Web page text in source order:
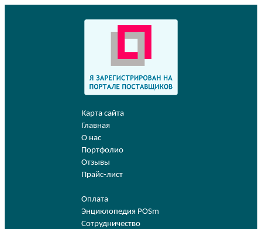
Карта сайта
Главная
О нас
Портфолио
Отзывы
Прайс-лист
Оплата
Энциклопедия POSm
Сотрудничество